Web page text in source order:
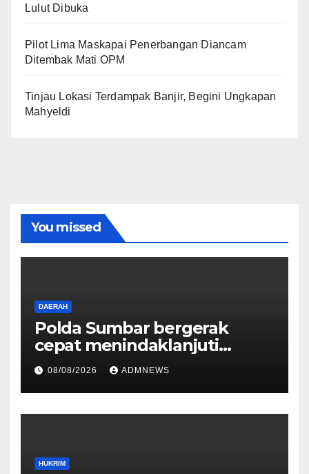
Lulut Dibuka
Pilot Lima Maskapai Penerbangan Diancam
Ditembak Mati OPM
Tinjau Lokasi Terdampak Banjir, Begini Ungkapan
Mahyeldi
You missed
DAERAH
Polda Sumbar bergerak
cepat menindaklanjuti
dugaan insiden pemukulan
yang diduga melibatkan
seorang oknum perwira Polri
08/08/2026 ADMNEWS
HUKRIM